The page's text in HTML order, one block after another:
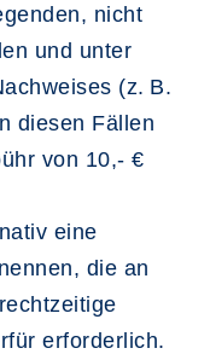
nicht
und unter
(z. B.
diesen Fällen
von 10,- €
eine
die an
erforderlich.